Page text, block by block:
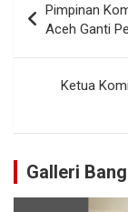
Pimpinan
Aceh Ganti
Ketua
Galleri